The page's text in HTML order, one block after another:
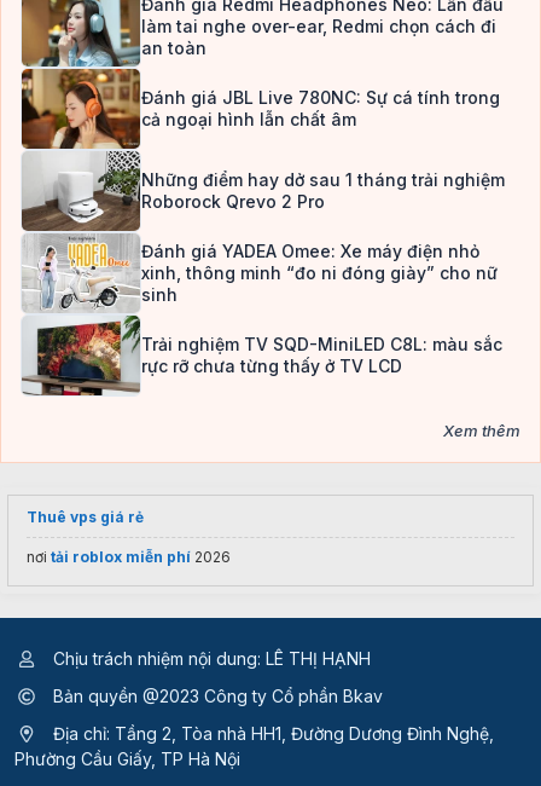
Đánh giá Redmi Headphones Neo: Lần đầu
làm tai nghe over-ear, Redmi chọn cách đi
an toàn
Đánh giá JBL Live 780NC: Sự cá tính trong
cả ngoại hình lẫn chất âm
Những điểm hay dở sau 1 tháng trải nghiệm
Roborock Qrevo 2 Pro
Đánh giá YADEA Omee: Xe máy điện nhỏ
xinh, thông minh “đo ni đóng giày” cho nữ
sinh
Trải nghiệm TV SQD-MiniLED C8L: màu sắc
rực rỡ chưa từng thấy ở TV LCD
Xem thêm
Thuê vps giá rẻ
nơi tải roblox miễn phí 2026
Chịu trách nhiệm nội dung: LÊ THỊ HẠNH
Bản quyền @2023 Công ty Cổ phần Bkav
Địa chỉ: Tầng 2, Tòa nhà HH1, Đường Dương Đình Nghệ,
Phường Cầu Giấy, TP Hà Nội